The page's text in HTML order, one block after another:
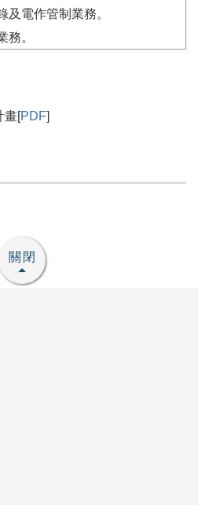
及電作管制業務。
務。
畫[PDF]
關閉